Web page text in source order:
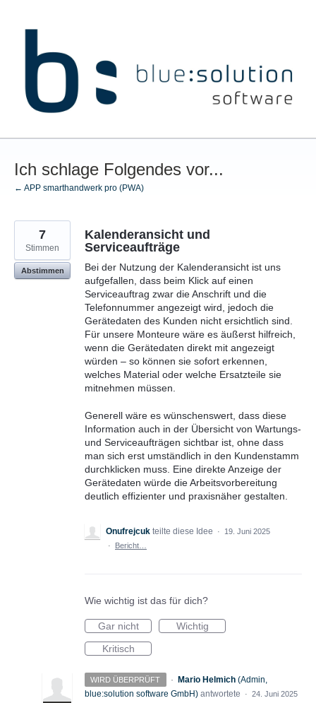
Ich schlage Folgendes vor...
← APP smarthandwerk pro (PWA)
Kalenderansicht und
Serviceaufträge
Bei der Nutzung der Kalenderansicht ist uns
aufgefallen, dass beim Klick auf einen
Serviceauftrag zwar die Anschrift und die
Telefonnummer angezeigt wird, jedoch die
Gerätedaten des Kunden nicht ersichtlich sind.
Für unsere Monteure wäre es äußerst hilfreich,
wenn die Gerätedaten direkt mit angezeigt
würden – so können sie sofort erkennen,
welches Material oder welche Ersatzteile sie
mitnehmen müssen.
Generell wäre es wünschenswert, dass diese
Information auch in der Übersicht von Wartungs-
und Serviceaufträgen sichtbar ist, ohne dass
man sich erst umständlich in den Kundenstamm
durchklicken muss. Eine direkte Anzeige der
Gerätedaten würde die Arbeitsvorbereitung
deutlich effizienter und praxisnäher gestalten.
7
Stimmen
Abstimmen
Onufrejcuk teilte diese Idee ·
19. Juni 2025
·
Bericht…
Wie wichtig ist das für dich?
Gar nicht
Wichtig
Kritisch
WIRD ÜBERPRÜFT · Mario Helmich (Admin,
blue:solution software GmbH) antwortete · 24. Juni 2025